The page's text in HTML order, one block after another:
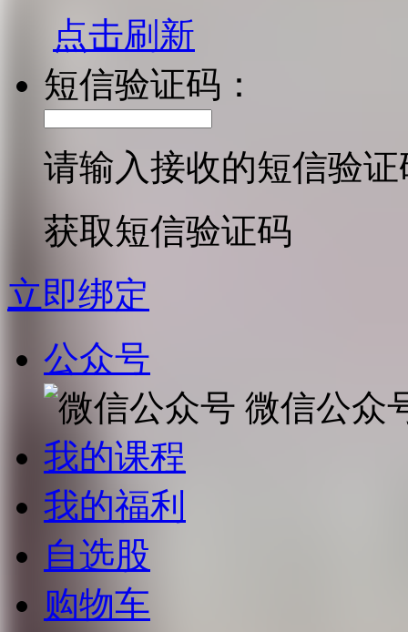
点击刷新
短信验证码：
请输入接收的短信验证
获取短信验证码
立即绑定
公众号
微信公众
我的课程
我的福利
自选股
购物车